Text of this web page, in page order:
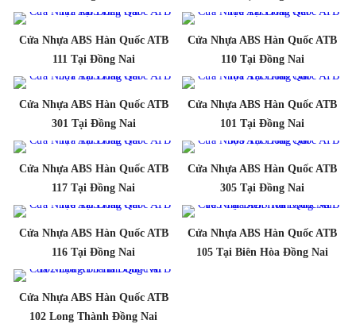
Cửa Nhựa ABS Hàn Quốc ATB
111 Tại Đồng Nai
Cửa Nhựa ABS Hàn Quốc ATB
110 Tại Đồng Nai
Cửa Nhựa ABS Hàn Quốc ATB
301 Tại Đồng Nai
Cửa Nhựa ABS Hàn Quốc ATB
101 Tại Đồng Nai
Cửa Nhựa ABS Hàn Quốc ATB
117 Tại Đồng Nai
Cửa Nhựa ABS Hàn Quốc ATB
305 Tại Đồng Nai
Cửa Nhựa ABS Hàn Quốc ATB
116 Tại Đồng Nai
Cửa Nhựa ABS Hàn Quốc ATB
105 Tại Biên Hòa Đồng Nai
Cửa Nhựa ABS Hàn Quốc ATB
102 Long Thành Đồng Nai